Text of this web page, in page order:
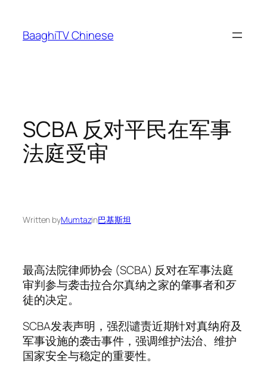
content
BaaghiTV Chinese
SCBA 反对平民在军事
法庭受审
Written byMumtazin巴基斯坦
最高法院律师协会 (SCBA) 反对在军事法庭
审判参与袭击拉合尔真纳之家的肇事者和歹
徒的决定。
SCBA发表声明，强烈谴责近期针对真纳府及
军事设施的袭击事件，强调维护法治、维护
国家安全与稳定的重要性。